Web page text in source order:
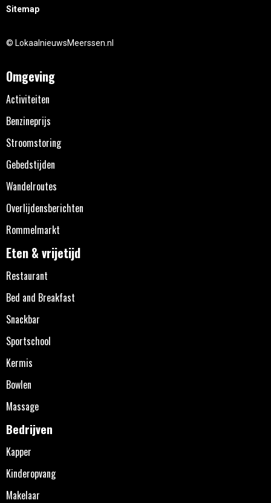
Sitemap
© LokaalnieuwsMeerssen.nl
Omgeving
Activiteiten
Benzineprijs
Stroomstoring
Gebedstijden
Wandelroutes
Overlijdensberichten
Rommelmarkt
Eten & vrijetijd
Restaurant
Bed and Breakfast
Snackbar
Sportschool
Kermis
Bowlen
Massage
Bedrijven
Kapper
Kinderopvang
Makelaar